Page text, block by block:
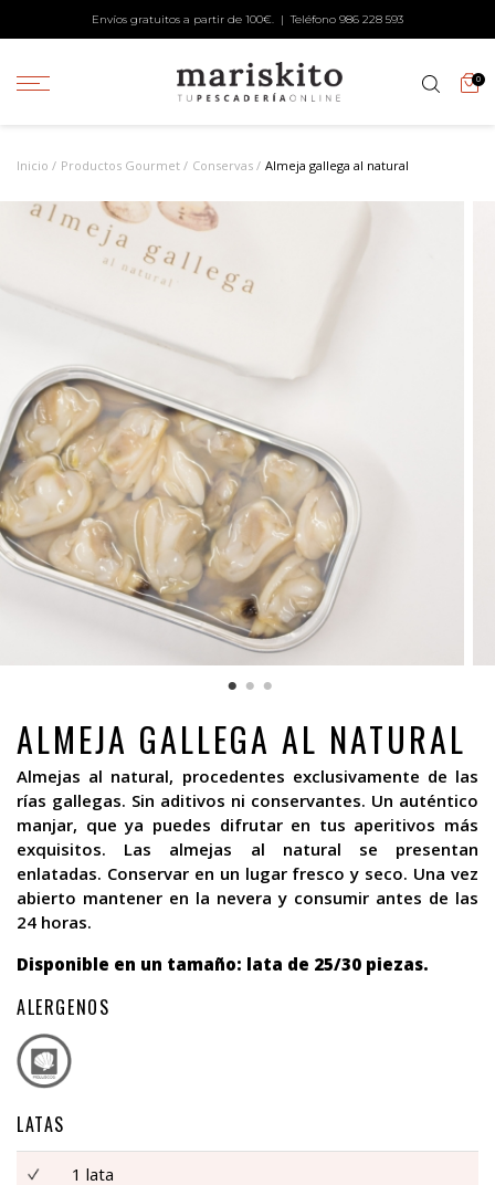
Envíos gratuitos a partir de 100€. | Teléfono 986 228 593
0
Inicio Productos Gourmet Conservas Almeja gallega al natural
ALMEJA GALLEGA AL NATURAL
Almejas al natural, procedentes exclusivamente de las
rías gallegas. Sin aditivos ni conservantes. Un auténtico
manjar, que ya puedes difrutar en tus aperitivos más
exquisitos. Las almejas al natural se presentan
enlatadas. Conservar en un lugar fresco y seco. Una vez
abierto mantener en la nevera y consumir antes de las
24 horas.
Disponible en un tamaño: lata de 25/30 piezas.
ALERGENOS
LATAS
1 lata